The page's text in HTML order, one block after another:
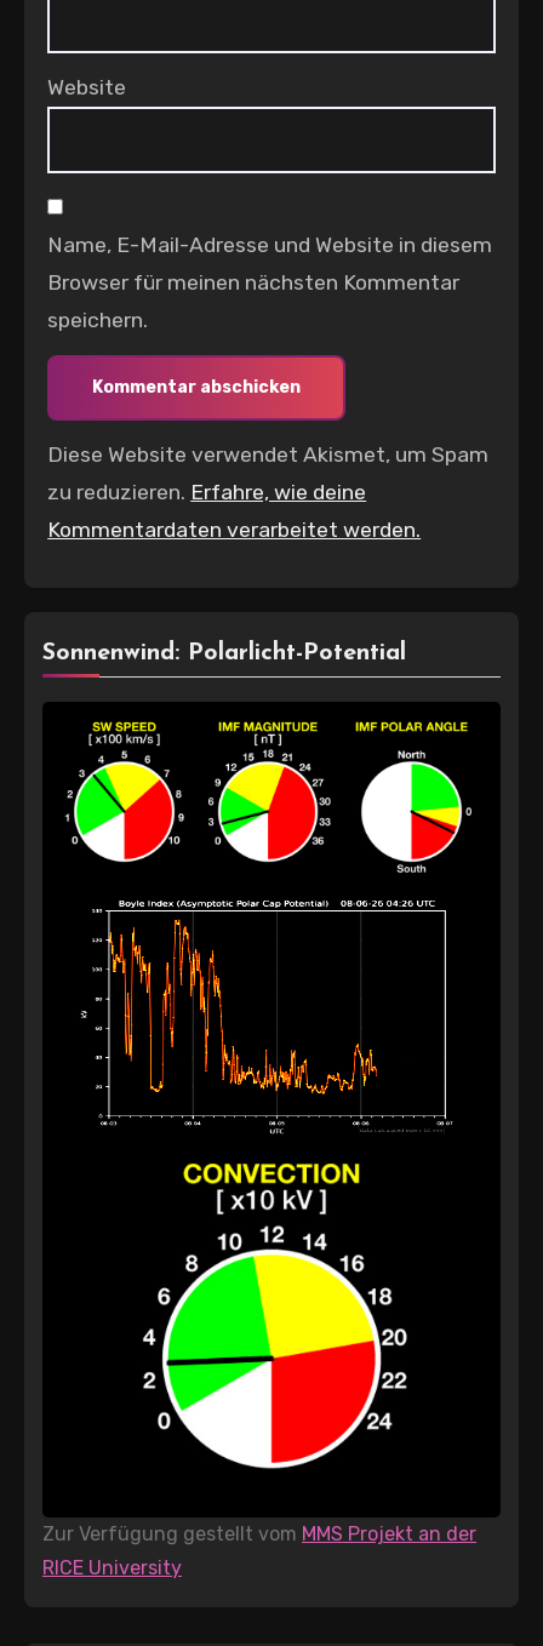
Website
Name, E-Mail-Adresse und Website in diesem
Browser für meinen nächsten Kommentar
speichern.
Diese Website verwendet Akismet, um Spam
zu reduzieren. Erfahre, wie deine
Kommentardaten verarbeitet werden.
Sonnenwind: Polarlicht-Potential
Zur Verfügung gestellt vom MMS Projekt an der
RICE University